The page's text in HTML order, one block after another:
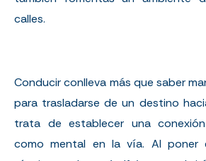
calles.
Conducir conlleva más que saber
para trasladarse de un destino
trata de establecer una
como mental en la vía. Al poner